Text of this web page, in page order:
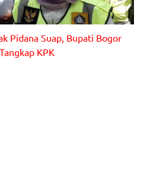
Bogor Ade Yasin.
Pidana Suap, Bupati Bogor
KPK